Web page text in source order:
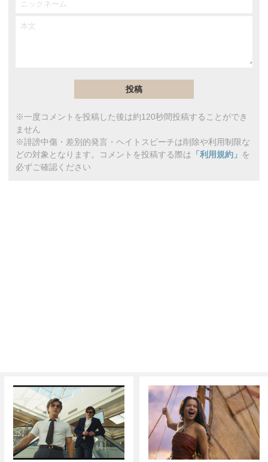
※一度コメントを投稿した後は約120秒間投稿することができ
ません
※誹謗中傷・差別的発言・ヘイトスピーチは削除や利用制限な
どの対象となります。コメントを投稿する際は 「利用規約」 を
必ずご確認ください